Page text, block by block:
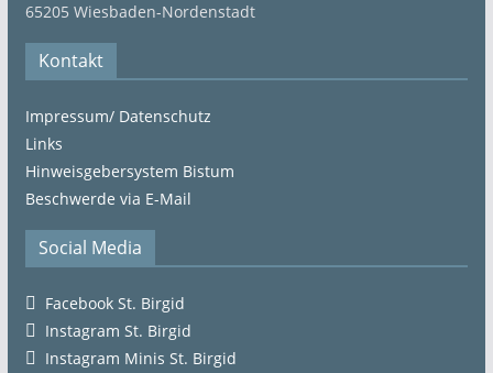
65205 Wiesbaden-Nordenstadt
Kontakt
Impressum/ Datenschutz
Links
Hinweisgebersystem Bistum
Beschwerde via E-Mail
Social Media
Facebook St. Birgid
Instagram St. Birgid
Instagram Minis St. Birgid